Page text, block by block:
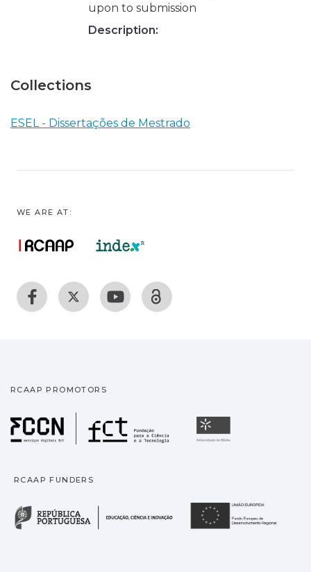
upon to submission
Description:
Collections
ESEL - Dissertações de Mestrado
WE ARE AT:
RCAAP PROMOTORS
Fundação para a
RCAAP FUNDERS
República Portuguesa